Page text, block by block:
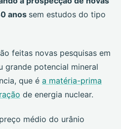
anos sem estudos do tipo
feitas novas pesquisas em
grande potencial mineral
que é a matéria-prima
de energia nuclear.
médio do urânio